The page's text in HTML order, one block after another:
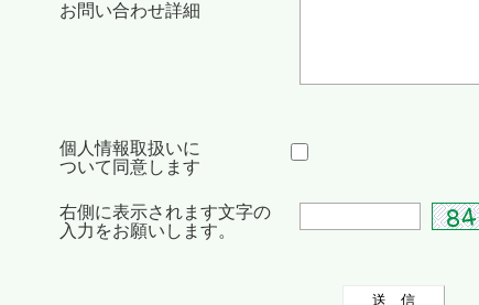
お問い合わせ詳細
個人情報取扱いに
ついて同意します
右側に表示されます文字の
入力をお願いします。